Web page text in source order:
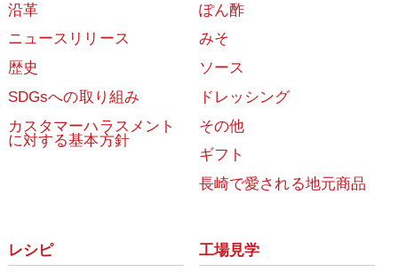
沿革
ニュースリリース
歴史
SDGsへの取り組み
カスタマーハラスメント
に対する基本方針
ぽん酢
みそ
ソース
ドレッシング
その他
ギフト
長崎で愛される地元商品
レシピ 工場見学